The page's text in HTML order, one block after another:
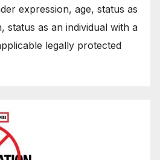
expression, age, status as
status as an individual with a
legally protected